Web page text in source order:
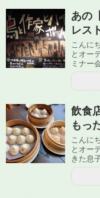
あの
レス
こんに
とオー
ミナー
飲食
もっ
こんに
とオー
きた息